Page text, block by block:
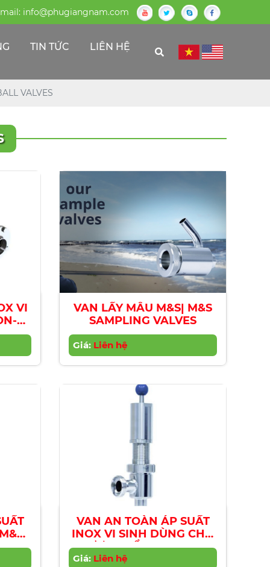
info@phugiangnam.com
TIN TỨC LIÊN HỆ
VALVES
VI
VAN LẤY MẪU M&S| M&S
SAMPLING VALVES
Giá: Liên hệ
VAN AN TOÀN ÁP SUẤT
INOX VI SINH DÙNG CHO
DƯỢC PHẨM M&S|M&S
PRESSURE RELIEF VALVE
Giá: Liên hệ